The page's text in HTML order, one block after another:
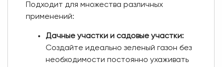
Подходит для множества различных
применений:
Дачные участки и садовые участки:
Создайте идеально зеленый газон без
необходимости постоянно ухаживать